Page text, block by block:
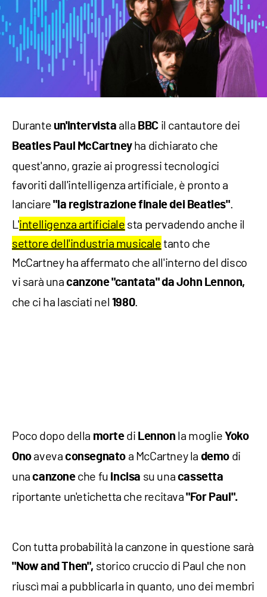
Durante un'intervista alla BBC il cantautore dei
Beatles Paul McCartneyha dichiarato che
quest'anno, grazie ai progressi tecnologici
favoriti dall'intelligenza artificiale, è pronto a
lanciare"la registrazione finale dei Beatles".
L'intelligenza artificiale sta pervadendo anche il
settore dell'industria musicaletanto che
McCartney ha affermato che all'interno del disco
vi sarà unacanzone "cantata" da John Lennon,
che ci ha lasciati nel 1980.
Poco dopo della mortedi Lennon la moglieYoko
Onoavevaconsegnato a McCartney la demo di
unacanzoneche fu incisa su una cassetta
riportante un'etichetta che recitava"For Paul".
Con tutta probabilità la canzone in questione sarà
"Now and Then", storico cruccio di Paul che non
riuscì mai a pubblicarla in quanto, uno dei membri